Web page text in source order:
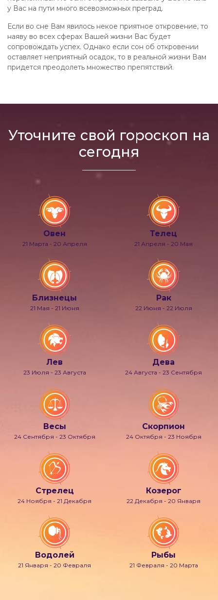
у Вас на пути много всевозможных преград.
Если во сне Вам явилось некое приятное откровение, то
наяву во всех сферах Вашей жизни Вас будет
сопровождать успех. Однако если сон об откровении
оставляет неприятный осадок, то в реальной жизни Вам
придется преодолеть множество препятствий.
Уточните свой гороскоп на
сегодня
Овен
21 Марта - 20 Апреля
Телец
21 Апреля - 20 Мая
Близнецы
21 Мая - 21 Июня
Рак
22 Июня - 22 Июля
Лев
23 Июля - 23 Августа
Дева
24 Августа - 23 Сентября
Весы
24 Сентября - 23 Октября
Скорпион
24 Октября - 23 Ноября
Стрелец
24 Ноября - 21 Декабря
Козерог
22 Декабря - 20 Января
Водолей
21 Января - 20 Февраля
Рыбы
21 Февраля - 20 Марта